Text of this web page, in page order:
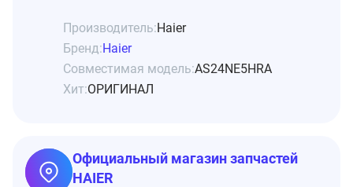
Производитель:Haier
Бренд:Haier
Совместимая модель:AS24NE5HRA
Хит:ОРИГИНАЛ
Официальный магазин запчастей
HAIER